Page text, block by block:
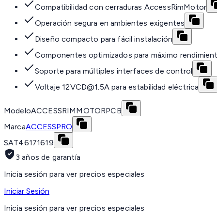
Compatibilidad con cerraduras AccessRimMotor
Operación segura en ambientes exigentes
Diseño compacto para fácil instalación
Componentes optimizados para máximo
Soporte para múltiples interfaces de control
Voltaje 12VCD@1.5A para estabilidad eléctrica
ModeloACCESSRIMMOTORPCB
MarcaACCESSPRO
SAT46171619
3 años de garantía
Inicia sesión para ver precios especiales
Iniciar Sesión
Inicia sesión para ver precios especiales